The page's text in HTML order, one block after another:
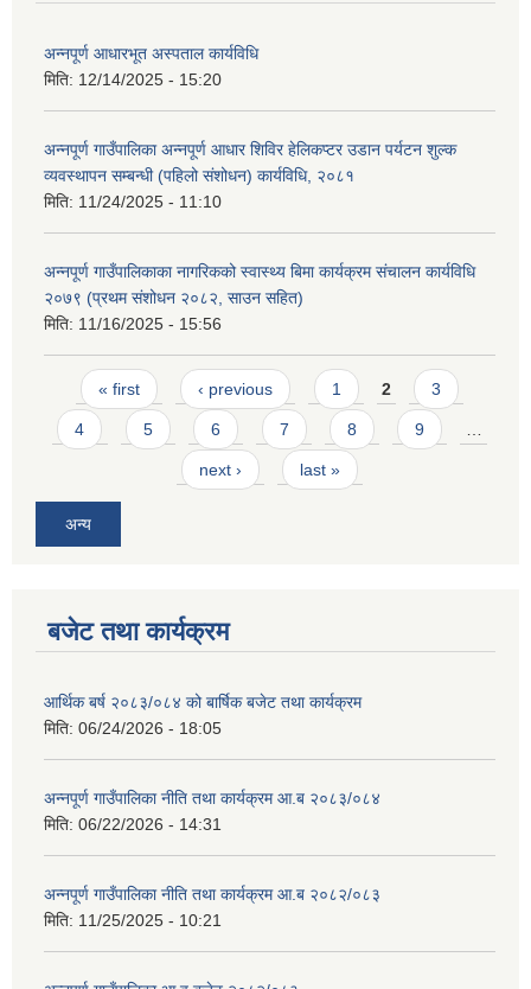
अन्नपूर्ण आधारभूत अस्पताल कार्यविधि
मिति: 12/14/2025 - 15:20
अन्नपूर्ण गाउँपालिका अन्नपूर्ण आधार शिविर हेलिकप्टर उडान पर्यटन शुल्क
व्यवस्थापन सम्बन्धी (पहिलो संशोधन) कार्यविधि, २०८१
मिति: 11/24/2025 - 11:10
अन्नपूर्ण गाउँपालिकाका नागरिकको स्वास्थ्य बिमा कार्यक्रम संचालन कार्यविधि
२०७९ (प्रथम संशोधन २०८२, साउन सहित)
मिति: 11/16/2025 - 15:56
Pages
« first ‹ previous 1 2 3
4 5 6 7 8 9
next › last »
अन्य
बजेट तथा कार्यक्रम
आर्थिक बर्ष २०८३/०८४ को बार्षिक बजेट तथा कार्यक्रम
मिति: 06/24/2026 - 18:05
अन्नपूर्ण गाउँपालिका नीति तथा कार्यक्रम आ.ब २०८३/०८४
मिति: 06/22/2026 - 14:31
अन्नपूर्ण गाउँपालिका नीति तथा कार्यक्रम आ.ब २०८२/०८३
मिति: 11/25/2025 - 10:21